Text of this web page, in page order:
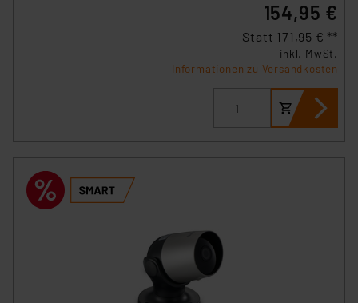
154,95 €
Statt171,95 € **
inkl. MwSt.
Informationen zu Versandkosten